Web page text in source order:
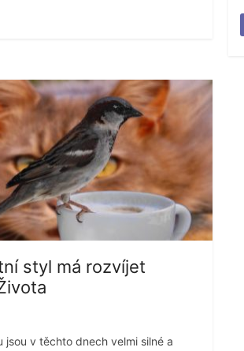
styl má rozvíjet
jsou v těchto dnech velmi silné a